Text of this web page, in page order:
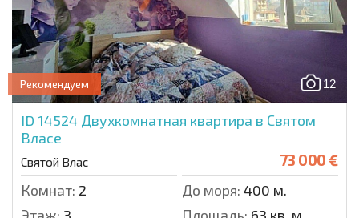
12
Рекомендуем
ID 14524 Двухкомнатная квартира в Святом
Власе
Святой Влас 73 000 €
Комнат: 2 До моря: 400 м.